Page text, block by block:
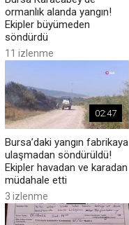
ormanlık alanda yangın!
Ekipler büyümeden
söndürdü
11 izlenme
02:47
Bursa’daki yangın fabrikaya
ulaşmadan söndürüldü!
Ekipler havadan ve karadan
müdahale etti
3 izlenme